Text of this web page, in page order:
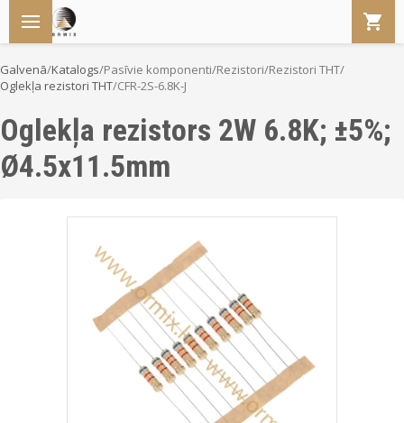
Galvenā/Katalogs/Pasīvie komponenti/Rezistori/Rezistori THT/
Oglekļa rezistori THT/CFR-2S-6.8K-J
Oglekļa rezistors 2W 6.8K; ±5%;
Ø4.5x11.5mm